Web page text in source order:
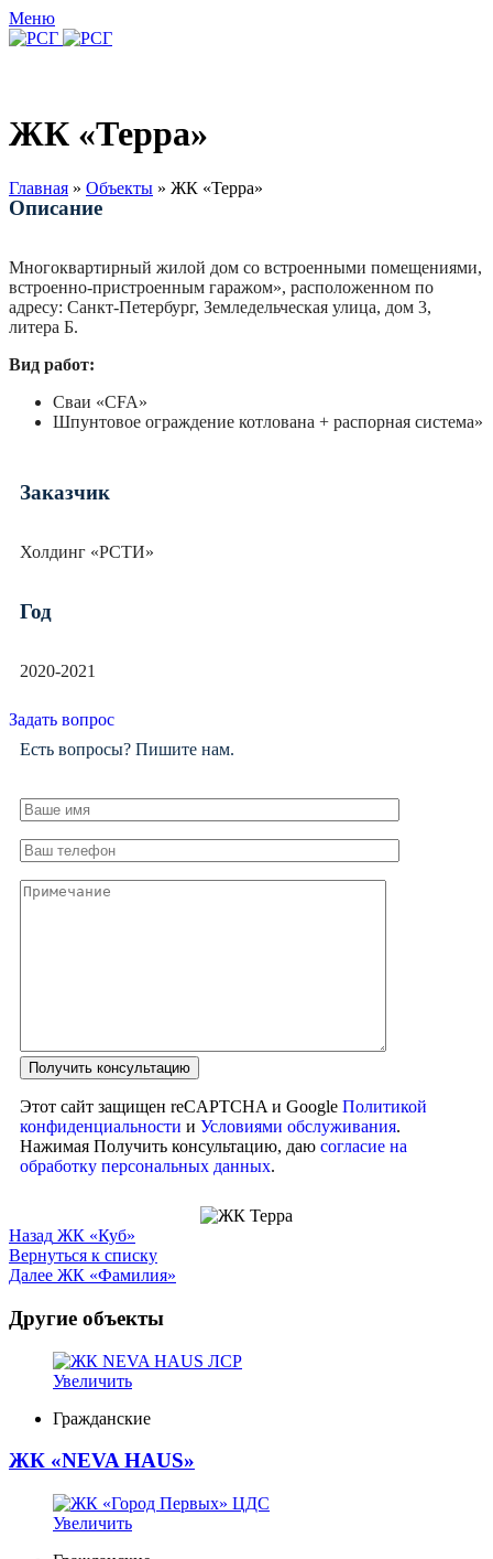
Меню
ЖК «Терра»
Главная » Объекты » ЖК «Терра»
Описание
Многоквартирный жилой дом со встроенными помещениями,
встроенно-пристроенным гаражом», расположенном по
адресу: Санкт-Петербург, Земледельческая улица, дом 3,
литера Б.
Вид работ:
Сваи «CFA»
Шпунтовое ограждение котлована + распорная система»
Заказчик
Холдинг «РСТИ»
Год
2020-2021
Задать вопрос
Есть вопросы? Пишите нам.
Этот сайт защищен reCAPTCHA и Google Политикой
конфиденциальности и Условиями обслуживания.
Нажимая Получить консультацию, даю согласие на
обработку персональных данных.
Назад ЖК «Куб»
Вернуться к списку
Далее ЖК «Фамилия»
Другие объекты
Увеличить
Гражданские
ЖК «NEVA HAUS»
Увеличить